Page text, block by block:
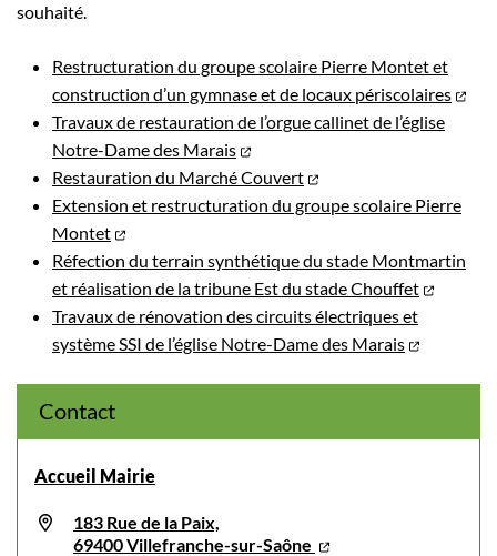
souhaité.
Restructuration du groupe scolaire Pierre Montet et
construction d’un gymnase et de locaux périscolaires
Travaux de restauration de l’orgue callinet de l’église
Notre-Dame des Marais
Restauration du Marché Couvert
Extension et restructuration du groupe scolaire Pierre
Montet
Réfection du terrain synthétique du stade Montmartin
et réalisation de la tribune Est du stade Chouffet
Travaux de rénovation des circuits électriques et
système SSI de l’église Notre-Dame des Marais
Contact
Accueil Mairie
183 Rue de la Paix,
69400 Villefranche-sur-Saône